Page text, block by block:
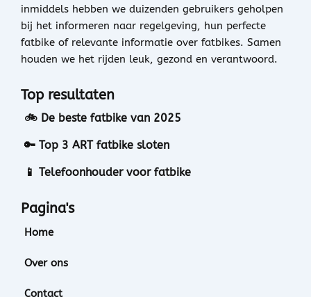
inmiddels hebben we duizenden gebruikers geholpen
bij het informeren naar regelgeving, hun perfecte
fatbike of relevante informatie over fatbikes. Samen
houden we het rijden leuk, gezond en verantwoord.
Top resultaten
🚲 De beste fatbike van 2025
🔑 Top 3 ART fatbike sloten
📱 Telefoonhouder voor fatbike
Pagina's
Home
Over ons
Contact